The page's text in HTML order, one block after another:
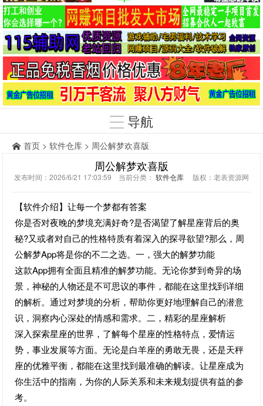
导航
首页 > 软件仓库 > 周公解梦欢喜版
周公解梦欢喜版
发布时间：2026/6/21 17:03:59 当前分类： 软件仓库 版权：老表资源网
【软件介绍】让每一个梦都有答案
你是否对夜晚的梦境充满好奇?是否渴望了解星座背后的奥
秘?又或者对自己的性格特质有着深入的探寻欲望?那么，周
公解梦App将是你的不二之选。一，强大的解梦功能
这款App拥有全面且精准的解梦功能。无论你梦到奇异的场
景，神秘的人物还是不可思议的事件，都能在这里找到详细
的解析。通过对梦境的分析，帮助你更好地理解自己的潜意
识，洞察内心深处的情感和需求。二，精彩的星座解析
深入探索星座的世界，了解每个星座的性格特点，爱情运
势，事业发展等方面。无论是白羊座的勇敢无畏，还是天秤
座的优雅平衡，都能在这里找到最准确的解读。让星座成为
你生活中的指南，为你的人际关系和未来规划提供有益的参
考。